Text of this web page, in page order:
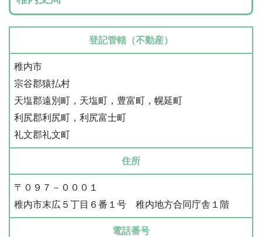
登記管轄（不動産）
稚内市
宗谷郡猿払村
天塩郡遠別町，天塩町，豊富町，幌延町
利尻郡利尻町，利尻富士町
礼文郡礼文町
住所
〒０９７－０００１
稚内市末広５丁目６番１号 稚内地方合同庁舎１階
電話番号